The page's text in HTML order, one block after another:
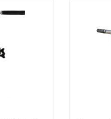
Выберите категорию
Выберите категорию
Выберите категорию